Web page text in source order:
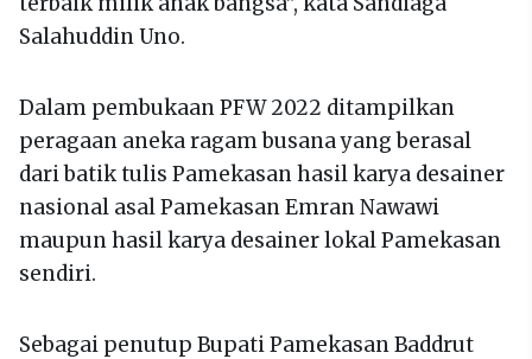
Salahuddin Uno.
Dalam pembukaan PFW 2022 ditampilkan
peragaan aneka ragam busana yang berasal
dari batik tulis Pamekasan hasil karya desainer
nasional asal Pamekasan Emran Nawawi
maupun hasil karya desainer lokal Pamekasan
sendiri.
Sebagai penutup Bupati Pamekasan Baddrut